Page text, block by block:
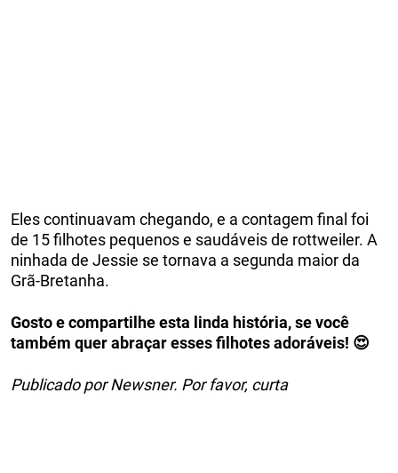
Eles continuavam chegando, e a contagem final foi
de 15 filhotes pequenos e saudáveis ​​de rottweiler. A
ninhada de Jessie se tornava a segunda maior da
Grã-Bretanha.
Gosto e compartilhe esta linda história, se você
também quer abraçar esses filhotes adoráveis! 😍
Publicado por Newsner. Por favor, curta